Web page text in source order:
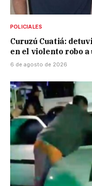
POLICIALES
Curuzú Cuatiá:
en el violento robo a
6 de agosto de 2026